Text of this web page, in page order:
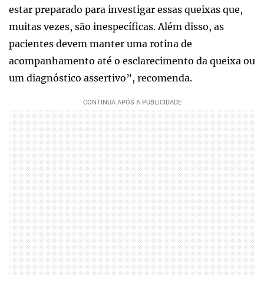
estar preparado para investigar essas queixas que,
muitas vezes, são inespecíficas. Além disso, as
pacientes devem manter uma rotina de
acompanhamento até o esclarecimento da queixa ou
um diagnóstico assertivo”, recomenda.